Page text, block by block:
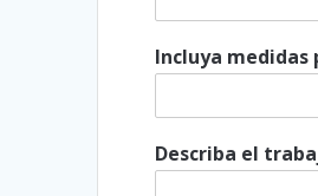
Incluya
Describa el